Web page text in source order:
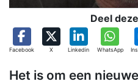
Deel
Facebook X Linkedin WhatsApp
Het is om een